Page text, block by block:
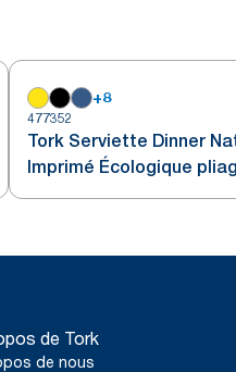
+8
477352
Tork Serviette Dinner
Imprimé Écologique
de Tork
de nous